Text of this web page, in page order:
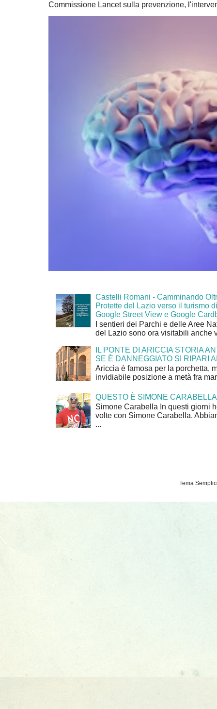
Commissione Lancet sulla prevenzione,
Castelli Romani - Camminando
Protette del Lazio verso il turismo
Google Street View e Google
I sentieri dei Parchi e delle Aree
del Lazio sono ora visitabili anche
IL PONTE DI ARICCIA STORIA
SE È DANNEGGIATO SI RIPARI
Ariccia è famosa per la porchetta,
invidiabile posizione a metà fra
QUESTO È SIMONE CARABELLA
Simone Carabella In questi giorni
volte con Simone Carabella.
...
Tema